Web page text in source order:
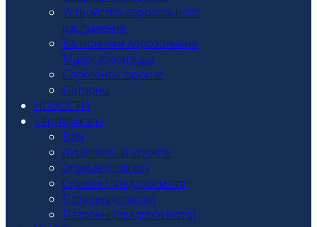
Устройство аэрозольного
распыления
Баллончики Аэрозольные
Малогабаритные
Служебное оружие
Патроны
НОВОСТИ
Сертификаты
Бам
Лицензии на оружие
Оружие (список)
Оружие (предпросмотр)
Патроны (список)
Патроны (предпросмотр)